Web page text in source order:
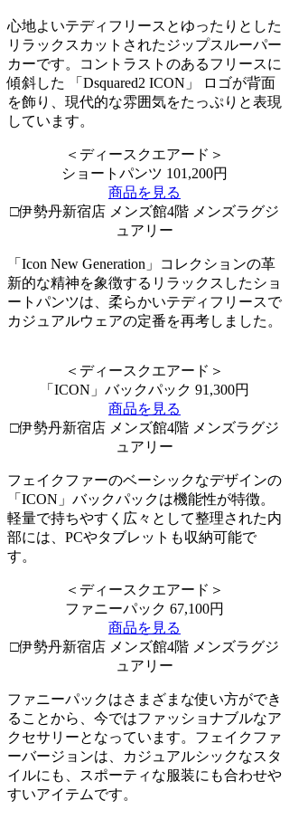
心地よいテディフリースとゆったりとした
リラックスカットされたジップスルーパー
カーです。コントラストのあるフリースに
傾斜した 「Dsquared2 ICON」 ロゴが背面
を飾り、現代的な雰囲気をたっぷりと表現
しています。
＜ディースクエアード＞
ショートパンツ 101,200円
商品を見る
□伊勢丹新宿店 メンズ館4階 メンズラグジ
ュアリー
「Icon New Generation」コレクションの革
新的な精神を象徴するリラックスしたショ
ートパンツは、柔らかいテディフリースで
カジュアルウェアの定番を再考しました。
＜ディースクエアード＞
「ICON」バックパック 91,300円
商品を見る
□伊勢丹新宿店 メンズ館4階 メンズラグジ
ュアリー
フェイクファーのベーシックなデザインの
「ICON」バックパックは機能性が特徴。
軽量で持ちやすく広々として整理された内
部には、PCやタブレットも収納可能で
す。
＜ディースクエアード＞
ファニーパック 67,100円
商品を見る
□伊勢丹新宿店 メンズ館4階 メンズラグジ
ュアリー
ファニーパックはさまざまな使い方ができ
ることから、今ではファッショナブルなア
クセサリーとなっています。フェイクファ
ーバージョンは、カジュアルシックなスタ
イルにも、スポーティな服装にも合わせや
すいアイテムです。